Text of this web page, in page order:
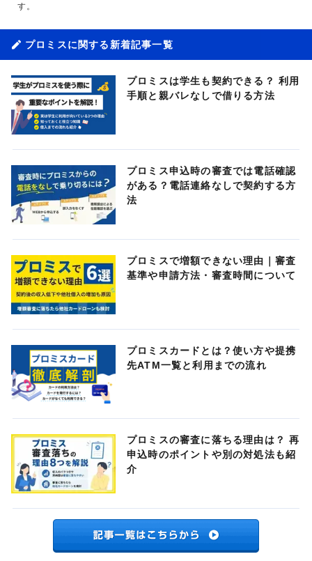
す。
プロミスに関する新着記事一覧
プロミスは学生も契約できる？ 利用
手順と親バレなしで借りる方法
プロミス申込時の審査では電話確認
がある？電話連絡なしで契約する方
法
プロミスで増額できない理由｜審査
基準や申請方法・審査時間について
プロミスカードとは？使い方や提携
先ATM一覧と利用までの流れ
プロミスの審査に落ちる理由は？ 再
申込時のポイントや別の対処法も紹
介